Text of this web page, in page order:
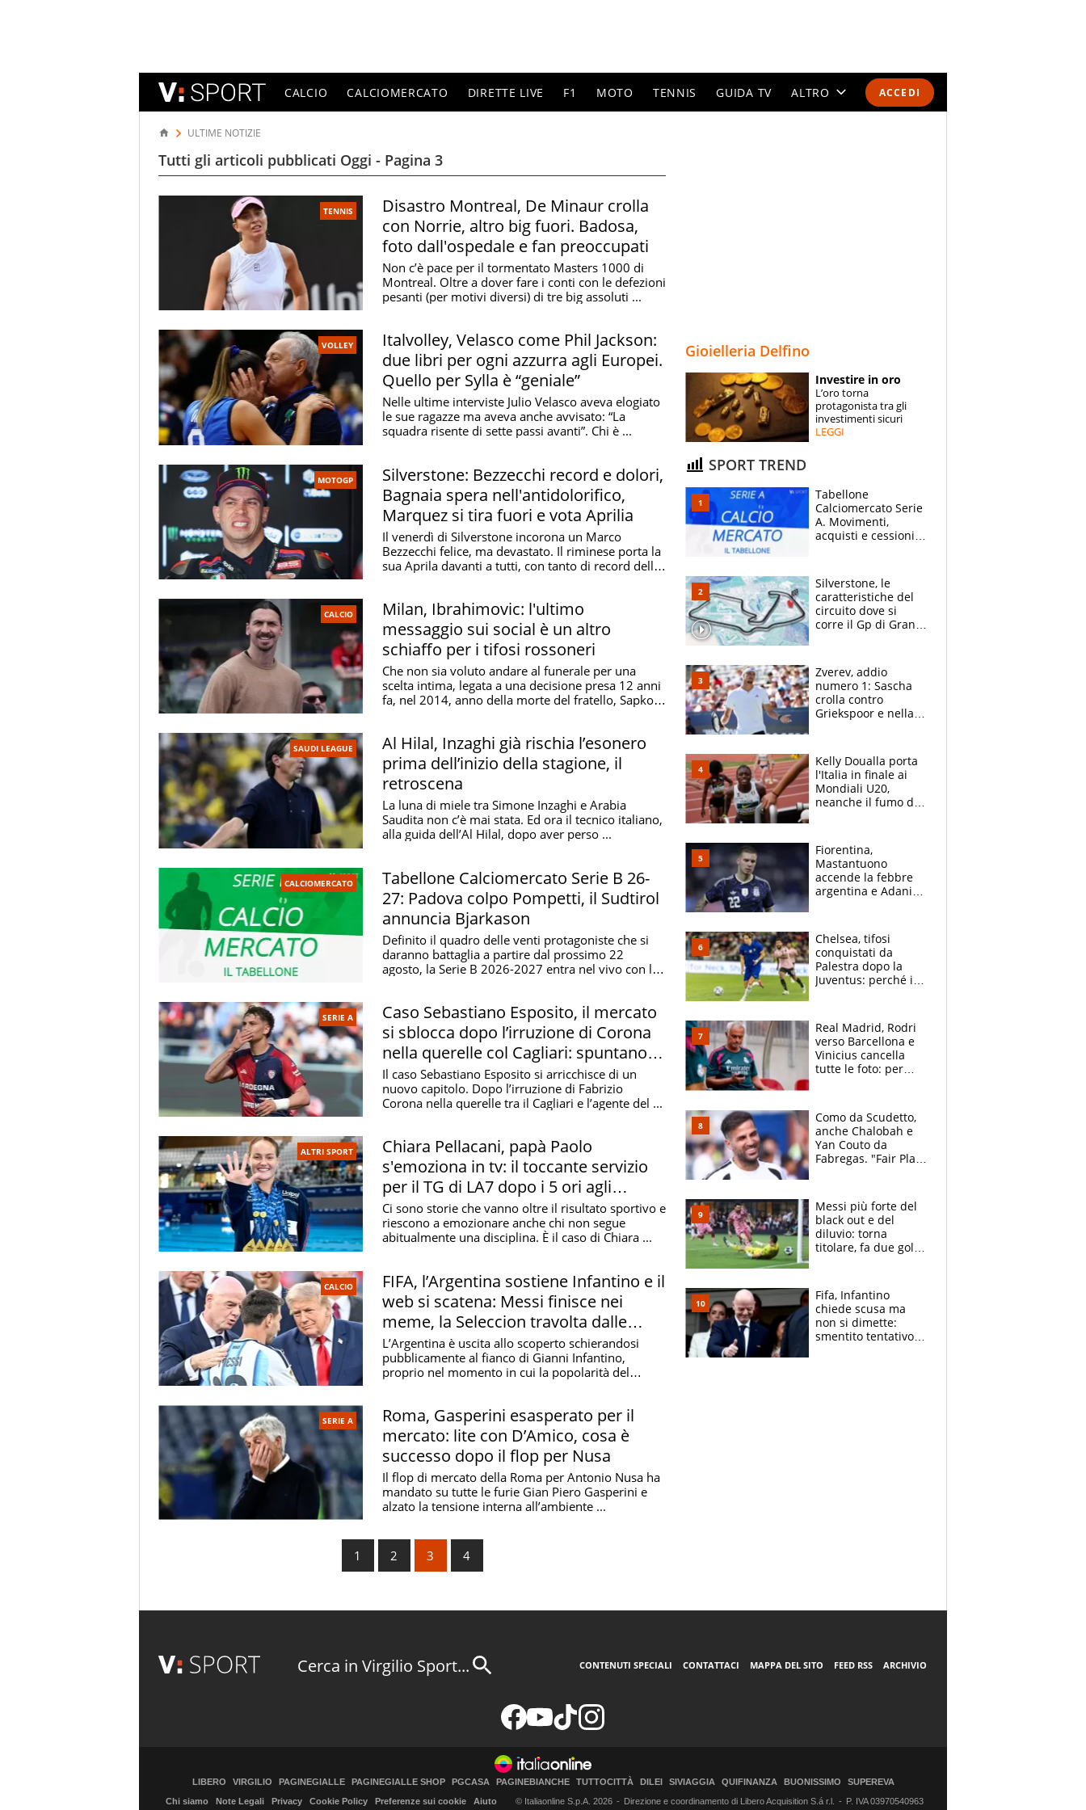
ACCEDI
CALCIO CALCIOMERCATO DIRETTE LIVE F1 MOTO TENNIS GUIDA TV ALTRO
SPECIALI
ESPERTI
ULTIME NOTIZIE
Tutti gli articoli pubblicati Oggi - Pagina 3
TENNIS
Disastro Montreal, De Minaur crolla
con Norrie, altro big fuori. Badosa,
foto dall'ospedale e fan preoccupati
Non c’è pace per il tormentato Masters 1000 di
Montreal. Oltre a dover fare i conti con le defezioni
pesanti (per motivi diversi) di tre big assoluti ...
VOLLEY
Italvolley, Velasco come Phil Jackson:
due libri per ogni azzurra agli Europei.
Quello per Sylla è “geniale”
Nelle ultime interviste Julio Velasco aveva elogiato
le sue ragazze ma aveva anche avvisato: “La
squadra risente di sette passi avanti”. Chi è ...
MOTOGP
Silverstone: Bezzecchi record e dolori,
Bagnaia spera nell'antidolorifico,
Marquez si tira fuori e vota Aprilia
Il venerdì di Silverstone incorona un Marco
Bezzecchi felice, ma devastato. Il riminese porta la
sua Aprila davanti a tutti, con tanto di record della
CALCIO
Milan, Ibrahimovic: l'ultimo
messaggio sui social è un altro
schiaffo per i tifosi rossoneri
Che non sia voluto andare al funerale per una
scelta intima, legata a una decisione presa 12 anni
fa, nel 2014, anno della morte del fratello, Sapko,
SAUDI LEAGUE
Al Hilal, Inzaghi già rischia l’esonero
prima dell’inizio della stagione, il
retroscena
La luna di miele tra Simone Inzaghi e Arabia
Saudita non c’è mai stata. Ed ora il tecnico italiano,
alla guida dell’Al Hilal, dopo aver perso ...
CALCIOMERCATO
Tabellone Calciomercato Serie B 26-
27: Padova colpo Pompetti, il Sudtirol
annuncia Bjarkason
Definito il quadro delle venti protagoniste che si
daranno battaglia a partire dal prossimo 22
agosto, la Serie B 2026-2027 entra nel vivo con la
SERIE A
Caso Sebastiano Esposito, il mercato
si sblocca dopo l’irruzione di Corona
nella querelle col Cagliari: spuntano
due big
Il caso Sebastiano Esposito si arricchisce di un
nuovo capitolo. Dopo l’irruzione di Fabrizio
Corona nella querelle tra il Cagliari e l’agente del ...
ALTRI SPORT
Chiara Pellacani, papà Paolo
s'emoziona in tv: il toccante servizio
per il TG di LA7 dopo i 5 ori agli
Europei
Ci sono storie che vanno oltre il risultato sportivo e
riescono a emozionare anche chi non segue
abitualmente una disciplina. È il caso di Chiara ...
CALCIO
FIFA, l’Argentina sostiene Infantino e il
web si scatena: Messi finisce nei
meme, la Seleccion travolta dalle
polemiche
L’Argentina è uscita allo scoperto schierandosi
pubblicamente al fianco di Gianni Infantino,
proprio nel momento in cui la popolarità del
SERIE A
Roma, Gasperini esasperato per il
mercato: lite con D’Amico, cosa è
successo dopo il flop per Nusa
Il flop di mercato della Roma per Antonio Nusa ha
mandato su tutte le furie Gian Piero Gasperini e
alzato la tensione interna all’ambiente ...
1 2 3 4
Gioielleria Delfino
Investire in oro
L’oro torna
protagonista tra gli
investimenti sicuri
LEGGI
SPORT TREND
Tabellone
Calciomercato Serie
A. Movimenti,
acquisti e cessioni:
Silverstone, le
caratteristiche del
circuito dove si
corre il Gp di Gran
Zverev, addio
numero 1: Sascha
crolla contro
Griekspoor e nella
terzo. Quanti malori
a Montreal
Kelly Doualla porta
l'Italia in finale ai
Mondiali U20,
neanche il fumo di
Fiorentina,
Mastantuono
accende la febbre
argentina e Adani
festa’ a Commisso
Chelsea, tifosi
conquistati da
Palestra dopo la
Juventus: perché i
Real Madrid, Rodri
verso Barcellona e
Vinicius cancella
tutte le foto: per
Como da Scudetto,
anche Chalobah e
Yan Couto da
Fabregas. "Fair Play
multa"
Messi più forte del
black out e del
diluvio: torna
titolare, fa due gol e
che ritiro
Fifa, Infantino
chiede scusa ma
non si dimette:
smentito tentativo di
Cerca in Virgilio Sport... CONTENUTI SPECIALI CONTATTACI MAPPA DEL SITO FEED RSS ARCHIVIO
LIBERO VIRGILIO PAGINEGIALLE PAGINEGIALLE SHOP PGCASA PAGINEBIANCHE TUTTOCITTÀ DILEI SIVIAGGIA QUIFINANZA BUONISSIMO
SUPEREVA
Chi siamo
Note Legali Privacy Cookie Policy Preferenze sui cookie Aiuto © Italiaonline S.p.A. 2026 Direzione e coordinamento di Libero Acquisition S.á r.l. P. IVA 03970540963